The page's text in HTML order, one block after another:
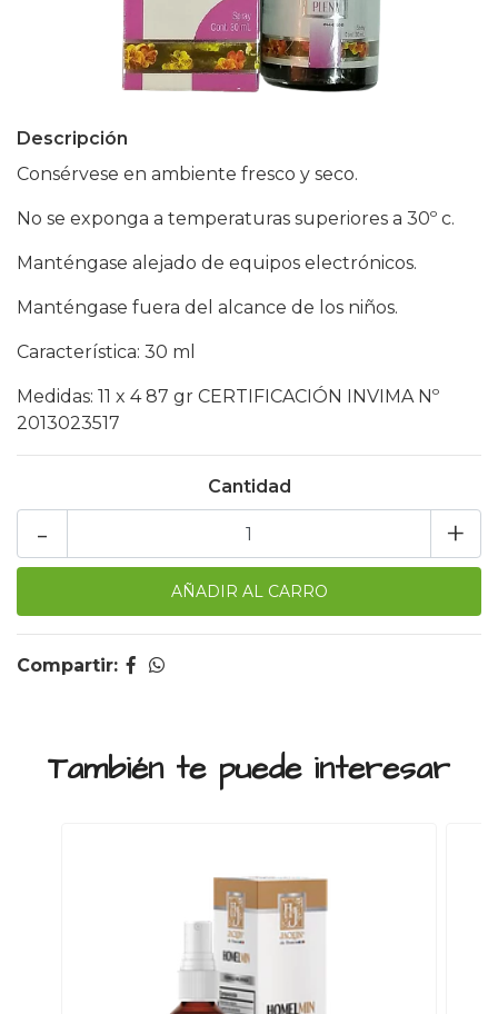
Descripción
Consérvese en ambiente fresco y seco.
No se exponga a temperaturas superiores a 30º c.
Manténgase alejado de equipos electrónicos.
Manténgase fuera del alcance de los niños.
Característica: 30 ml
Medidas: 11 x 4 87 gr CERTIFICACIÓN INVIMA Nº
2013023517
Cantidad
+
-
Compartir:
También te puede interesar